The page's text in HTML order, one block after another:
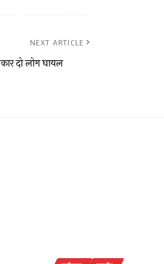
NEXT ARTICLE
दो लोग घायल